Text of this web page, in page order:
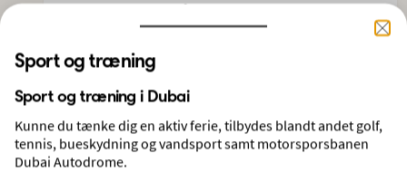
5 dage, 4 nætter på hotel
Afrejse 26 okt 2026 fra København
Indtjekket bagage indgår
7.095,-
Pris pr. person VÆLG
Sport og træning
Sport og træning i Dubai
Kunne du tænke dig en aktiv ferie, tilbydes blandt andet golf,
tennis, bueskydning og vandsport samt motorsporsbanen
Dubai Autodrome.